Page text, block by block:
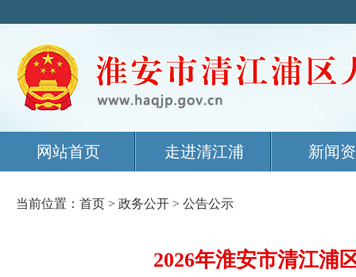
网站首页 走进清江浦 新闻
当前位置： 首页 > 政务公开 > 公告公示
2026年淮安市清江浦